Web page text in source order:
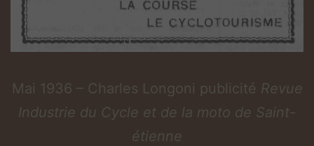
Mai 1936 – Charles Longoni publicité Revue
Industrie du Cycle et de la moto de Saint-
étienne